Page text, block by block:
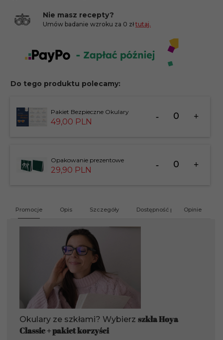
Nie masz recepty?
Umów badanie wzroku za 0 złtutaj.
Do tego produktu polecamy:
Pakiet Bezpieczne Okulary
49,00 PLN
dla
Opakowanie prezentowe
29,90 PLN
dla
Promocje Opis Szczegóły Dostępność produktu
Opinie
Okulary ze szkłami? Wybierz szkła Hoya
Classic + pakiet korzyści